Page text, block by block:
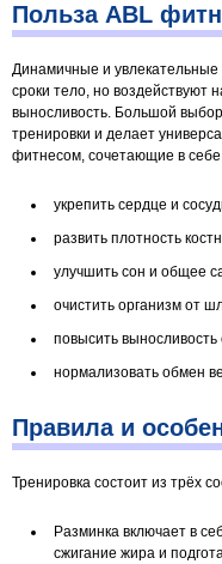
Польза ABL
Динамичные и увлекательные
сроки тело, но воздействуют
выносливость. Большой
тренировки и делает
фитнесом, сочетающие в
укрепить сердце и
развить плотность
улучшить сон и общее
очистить организм от
повысить выносливость
нормализовать обмен
Правила и
Тренировка состоит из трёх
Разминка включает в
сжигание жира и